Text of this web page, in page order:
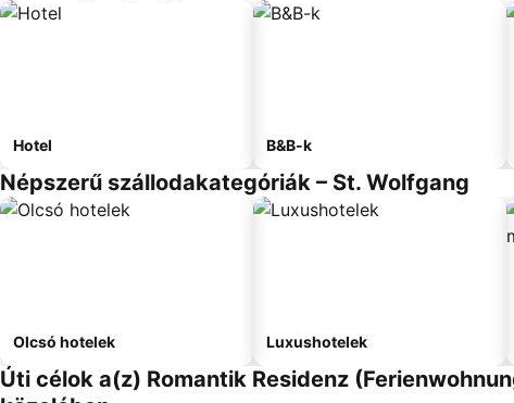
Hotel B&B-k
Népszerű szállodakategóriák – St. Wolfgang
Olcsó hotelek Luxushotelek
Úti célok a(z) Romantik Residenz